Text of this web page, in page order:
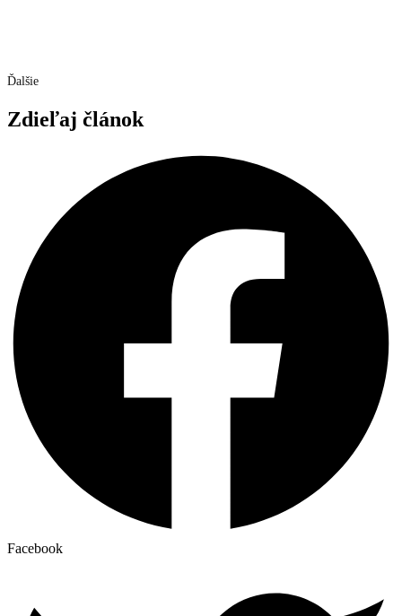
Ďalšie
Zdieľaj článok
Facebook